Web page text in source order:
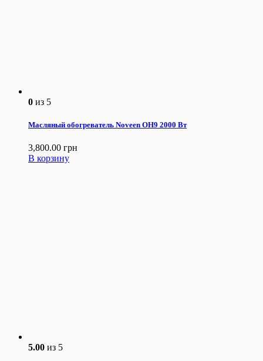
0 из 5
Масляный обогреватель Noveen OH9 2000 Вт
3,800.00 грн
В корзину
5.00 из 5